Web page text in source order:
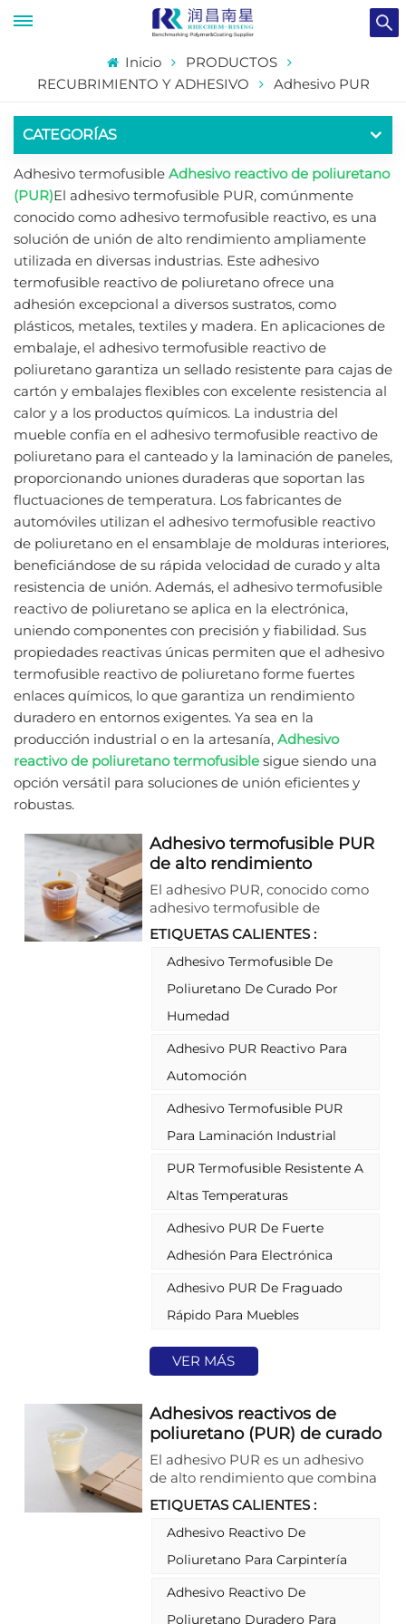
Inicio
PRODUCTOS
RECUBRIMIENTO Y ADHESIVO
Adhesivo PUR
CATEGORÍAS
Adhesivo termofusible Adhesivo reactivo de poliuretano
(PUR)El adhesivo termofusible PUR, comúnmente
conocido como adhesivo termofusible reactivo, es una
solución de unión de alto rendimiento ampliamente
utilizada en diversas industrias. Este adhesivo
termofusible reactivo de poliuretano ofrece una
adhesión excepcional a diversos sustratos, como
plásticos, metales, textiles y madera. En aplicaciones de
embalaje, el adhesivo termofusible reactivo de
poliuretano garantiza un sellado resistente para cajas de
cartón y embalajes flexibles con excelente resistencia al
calor y a los productos químicos. La industria del
mueble confía en el adhesivo termofusible reactivo de
poliuretano para el canteado y la laminación de paneles,
proporcionando uniones duraderas que soportan las
fluctuaciones de temperatura. Los fabricantes de
automóviles utilizan el adhesivo termofusible reactivo
de poliuretano en el ensamblaje de molduras interiores,
beneficiándose de su rápida velocidad de curado y alta
resistencia de unión. Además, el adhesivo termofusible
reactivo de poliuretano se aplica en la electrónica,
uniendo componentes con precisión y fiabilidad. Sus
propiedades reactivas únicas permiten que el adhesivo
termofusible reactivo de poliuretano forme fuertes
enlaces químicos, lo que garantiza un rendimiento
duradero en entornos exigentes. Ya sea en la
producción industrial o en la artesanía, Adhesivo
reactivo de poliuretano termofusible sigue siendo una
opción versátil para soluciones de unión eficientes y
robustas.
Adhesivo termofusible PUR
de alto rendimiento
El adhesivo PUR, conocido como
adhesivo termofusible de
poliuretano reactivo de curado por
humedad, es un material de
unión de alto rendimiento que
cura mediante una reacción
química con la humedad del aire.
Elimina el método tradicional de
disolventes, evitando la
producción de sustancias nocivas
las ventajas de la rápida
termofusibles y la larga duración
de los adhesivos estructurales,
resistencia, antienvejecimiento y
superficie de diversos materiales.
Ampliamente utilizado en la
electrodomésticos, muebles y
materiales de construcción,
embalaje e impresión, entre otros
sectores, ofrece a las empresas
soluciones de unión eficientes,
ecológicas y fiables.
ETIQUETAS CALIENTES :
Adhesivo Termofusible De
Poliuretano De Curado Por
Humedad
Adhesivo PUR Reactivo Para
Automoción
Adhesivo Termofusible PUR
Para Laminación Industrial
PUR Termofusible Resistente A
Altas Temperaturas
Adhesivo PUR De Fuerte
Adhesión Para Electrónica
Adhesivo PUR De Fraguado
Rápido Para Muebles
VER MÁS
Adhesivos reactivos de
poliuretano (PUR) de curado
térmico duraderos y de alto
rendimiento
El adhesivo PUR es un adhesivo
de alto rendimiento que combina
el fraguado instantáneo de los
adhesivos termofusibles con la
máxima resistencia y durabilidad
de los adhesivos estructurales.
Cura al exponerse a la humedad
atmosférica, formando uniones
ETIQUETAS CALIENTES :
Adhesivo Reactivo De
Poliuretano Para Carpintería
Adhesivo Reactivo De
Poliuretano Duradero Para